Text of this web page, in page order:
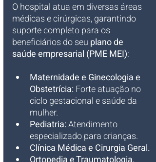
O hospital atua em diversas áreas
médicas e cirúrgicas, garantindo
suporte completo para os
beneficiários do seu plano de
saúde empresarial (PME MEI):
Maternidade e Ginecologia e
Obstetrícia: Forte atuação no
ciclo gestacional e saúde da
mulher.
Pediatria: Atendimento
especializado para crianças.
Clínica Médica e Cirurgia Geral.